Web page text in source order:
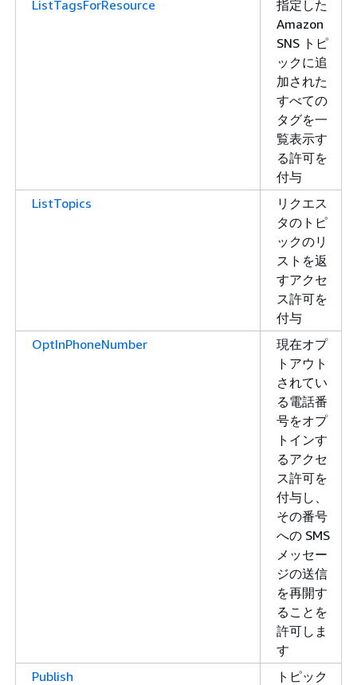
ListTagsForResource
指定した
Amazon
SNS トピ
ックに追
加された
すべての
タグを一
覧表示す
る許可を
付与
ListTopics
リクエス
タのトピ
ックのリ
ストを返
すアクセ
ス許可を
付与
OptInPhoneNumber
現在オプ
トアウト
されてい
る電話番
号をオプ
トインす
るアクセ
ス許可を
付与し、
その番号
への SMS
メッセー
ジの送信
を再開す
ることを
許可しま
す
Publish
トピック